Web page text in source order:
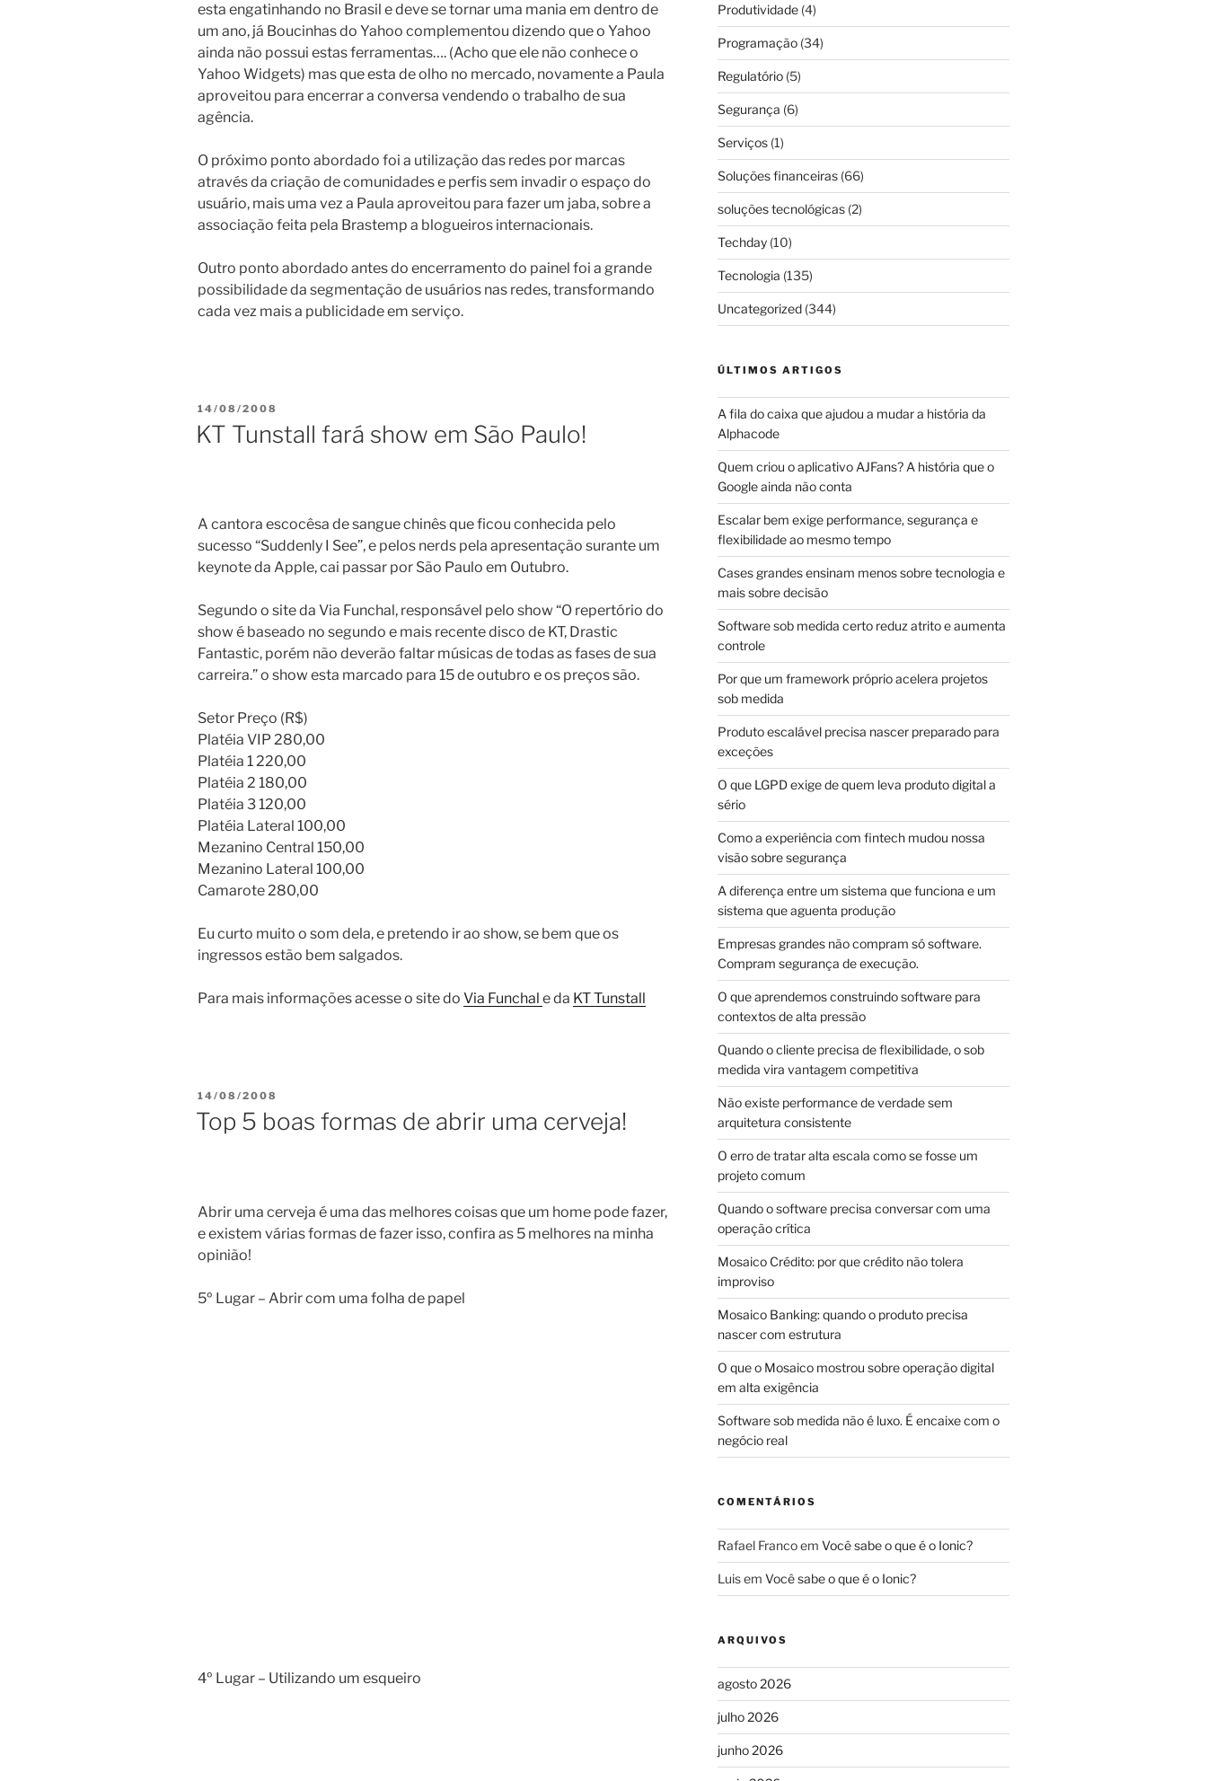
esta engatinhando no Brasil e deve se tornar uma mania em dentro de
um ano, já Boucinhas do Yahoo complementou dizendo que o Yahoo
ainda não possui estas ferramentas…. (Acho que ele não conhece o
Yahoo Widgets) mas que esta de olho no mercado, novamente a Paula
aproveitou para encerrar a conversa vendendo o trabalho de sua
agência.
O próximo ponto abordado foi a utilização das redes por marcas
através da criação de comunidades e perfis sem invadir o espaço do
usuário, mais uma vez a Paula aproveitou para fazer um jaba, sobre a
associação feita pela Brastemp a blogueiros internacionais.
Outro ponto abordado antes do encerramento do painel foi a grande
possibilidade da segmentação de usuários nas redes, transformando
cada vez mais a publicidade em serviço.
PUBLICADO
EM
14/08/2008
KT Tunstall fará show em São Paulo!
A cantora escocêsa de sangue chinês que ficou conhecida pelo
sucesso “Suddenly I See”, e pelos nerds pela apresentação surante um
keynote da Apple, cai passar por São Paulo em Outubro.
Segundo o site da Via Funchal, responsável pelo show “O repertório do
show é baseado no segundo e mais recente disco de KT, Drastic
Fantastic, porém não deverão faltar músicas de todas as fases de sua
carreira.” o show esta marcado para 15 de outubro e os preços são.
Setor Preço (R$)
Platéia VIP 280,00
Platéia 1 220,00
Platéia 2 180,00
Platéia 3 120,00
Platéia Lateral 100,00
Mezanino Central 150,00
Mezanino Lateral 100,00
Camarote 280,00
Eu curto muito o som dela, e pretendo ir ao show, se bem que os
ingressos estão bem salgados.
Para mais informações acesse o site do Via Funchal e da KT Tunstall
PUBLICADO
EM
14/08/2008
Top 5 boas formas de abrir uma cerveja!
Abrir uma cerveja é uma das melhores coisas que um home pode fazer,
e existem várias formas de fazer isso, confira as 5 melhores na minha
opinião!
5º Lugar – Abrir com uma folha de papel
4º Lugar – Utilizando um esqueiro
Produtividade(4)
Programação(34)
Regulatório(5)
Segurança (6)
Serviços(1)
Soluções financeiras(66)
soluções tecnológicas(2)
Techday(10)
Tecnologia (135)
Uncategorized(344)
ÚLTIMOS ARTIGOS
A fila do caixa que ajudou a mudar a história da
Alphacode
Quem criou o aplicativo AJFans? A história que o
Google ainda não conta
Escalar bem exige performance, segurança e
flexibilidade ao mesmo tempo
Cases grandes ensinam menos sobre tecnologia e
mais sobre decisão
Software sob medida certo reduz atrito e aumenta
controle
Por que um framework próprio acelera projetos
sob medida
Produto escalável precisa nascer preparado para
exceções
O que LGPD exige de quem leva produto digital a
sério
Como a experiência com fintech mudou nossa
visão sobre segurança
A diferença entre um sistema que funciona e um
sistema que aguenta produção
Empresas grandes não compram só software.
Compram segurança de execução.
O que aprendemos construindo software para
contextos de alta pressão
Quando o cliente precisa de flexibilidade, o sob
medida vira vantagem competitiva
Não existe performance de verdade sem
arquitetura consistente
O erro de tratar alta escala como se fosse um
projeto comum
Quando o software precisa conversar com uma
operação crítica
Mosaico Crédito: por que crédito não tolera
improviso
Mosaico Banking: quando o produto precisa
nascer com estrutura
O que o Mosaico mostrou sobre operação digital
em alta exigência
Software sob medida não é luxo. É encaixe com o
negócio real
COMENTÁRIOS
Rafael Francoem Você sabe o que é o Ionic?
Luisem Você sabe o que é o Ionic?
ARQUIVOS
agosto 2026
julho 2026
junho 2026